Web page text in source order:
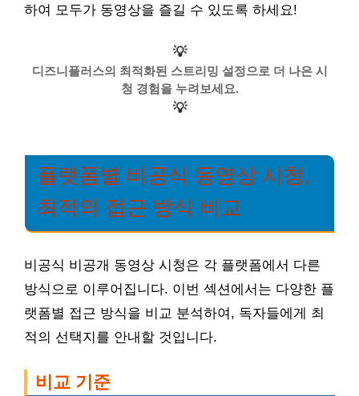
하여 모두가 동영상을 즐길 수 있도록 하세요!
💡
디즈니플러스의 최적화된 스트리밍 설정으로 더 나은 시
청 경험을 누려보세요.
💡
플랫폼별 비공식 동영상 시청,
최적의 접근 방식 비교
비공식 비공개 동영상 시청은 각 플랫폼에서 다른
방식으로 이루어집니다. 이번 섹션에서는 다양한 플
랫폼별 접근 방식을 비교 분석하여, 독자들에게 최
적의 선택지를 안내할 것입니다.
비교 기준